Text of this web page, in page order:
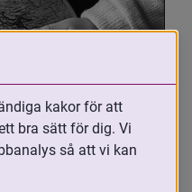
med
kakor för att
bra sätt för dig. Vi
så att vi kan